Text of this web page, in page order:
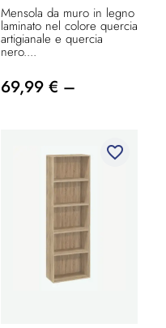
Mensola da muro in legno
laminato nel colore quercia
artigianale e quercia
nero....
69,99 € –
favorite_border